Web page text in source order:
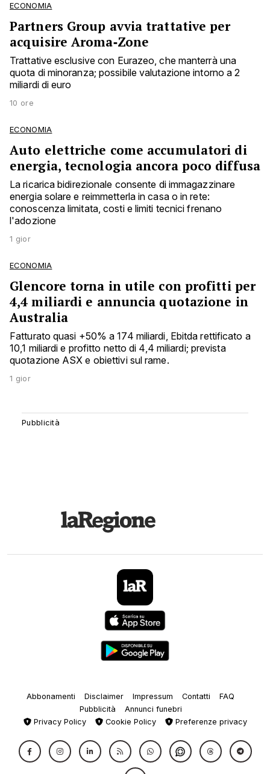
ECONOMIA
Partners Group avvia trattative per
acquisire Aroma‑Zone
Trattative esclusive con Eurazeo, che manterrà una
quota di minoranza; possibile valutazione intorno a 2
miliardi di euro
10 ore
ECONOMIA
Auto elettriche come accumulatori di
energia, tecnologia ancora poco diffusa
La ricarica bidirezionale consente di immagazzinare
energia solare e reimmetterla in casa o in rete:
conoscenza limitata, costi e limiti tecnici frenano
l'adozione
1 gior
ECONOMIA
Glencore torna in utile con profitti per
4,4 miliardi e annuncia quotazione in
Australia
Fatturato quasi +50% a 174 miliardi, Ebitda rettificato a
10,1 miliardi e profitto netto di 4,4 miliardi; prevista
quotazione ASX e obiettivi sul rame.
1 gior
Abbonamenti Disclaimer Impressum Contatti
FAQ
Pubblicità
Annunci funebri
Privacy Policy
Cookie Policy Preferenze privacy